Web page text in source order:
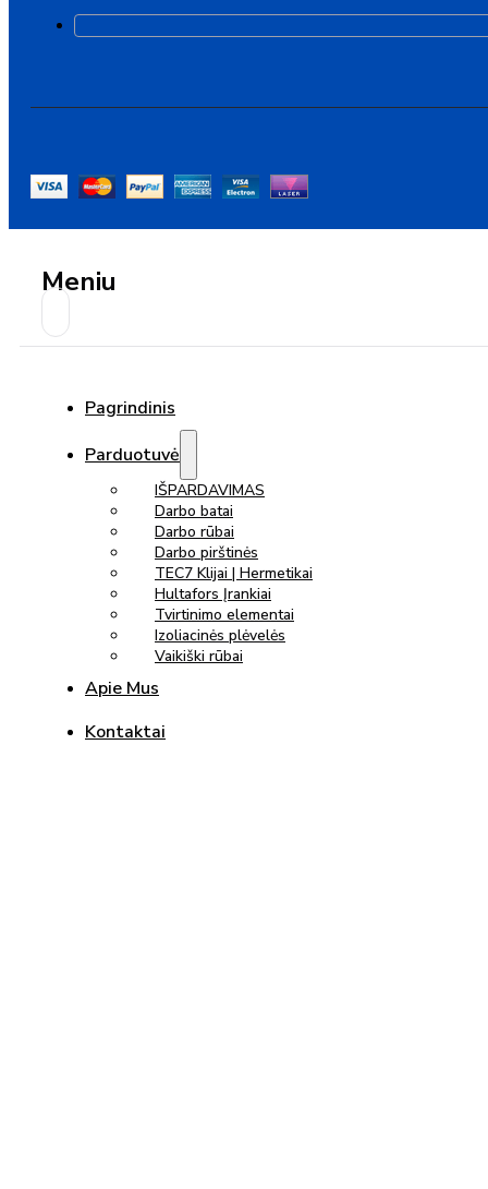
Meniu
Pagrindinis
Parduotuvė
IŠPARDAVIMAS
Darbo batai
Darbo rūbai
Darbo pirštinės
TEC7 Klijai | Hermetikai
Hultafors Įrankiai
Tvirtinimo elementai
Izoliacinės plėvelės
Vaikiški rūbai
Apie Mus
Kontaktai